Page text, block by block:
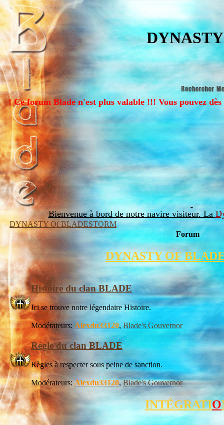
n'est plus valable !!! Vous pouvez dès à présent
Bienvenue à bord de notre navire visiteur. La
DYNASTY Of BLADESTORM
Forum
DYNASTY OF
Histoire du clan BLADE
Ici se trouve notre légendaire Histoire.
Modérateurs: Alexdu33120,Blade's Gouvernor
Règle du clan BLADE
Règles à respecter sous peine de sanction.
Modérateurs: Alexdu33120,Blade's Gouvernor
INTÉGRATIO